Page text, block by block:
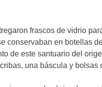
frascos de vidrio
conservaban en botellas
de este santuario del
una báscula y bolsas